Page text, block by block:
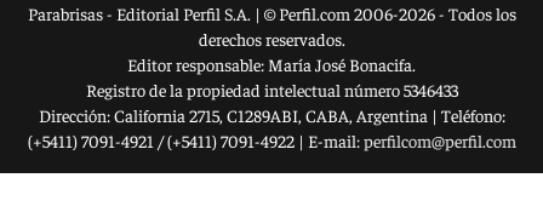
Parabrisas - Editorial Perfil S.A. | © Perfil.com 2006-2026 - Todos los
derechos reservados.
Editor responsable: María José Bonacifa.
Registro de la propiedad intelectual número 5346433
Dirección:California 2715, C1289ABI, CABA, Argentina | Teléfono:
(+5411) 7091-4921 /(+5411) 7091-4922| E-mail:perfilcom@perfil.com